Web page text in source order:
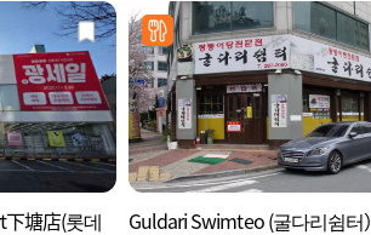
塘店(롯데
Guldari Swimteo (굴다리쉼터）